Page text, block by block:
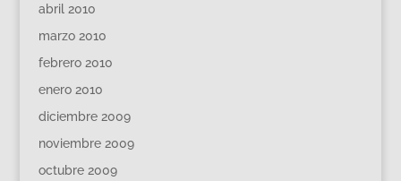
abril 2010
marzo 2010
febrero 2010
enero 2010
diciembre 2009
noviembre 2009
octubre 2009